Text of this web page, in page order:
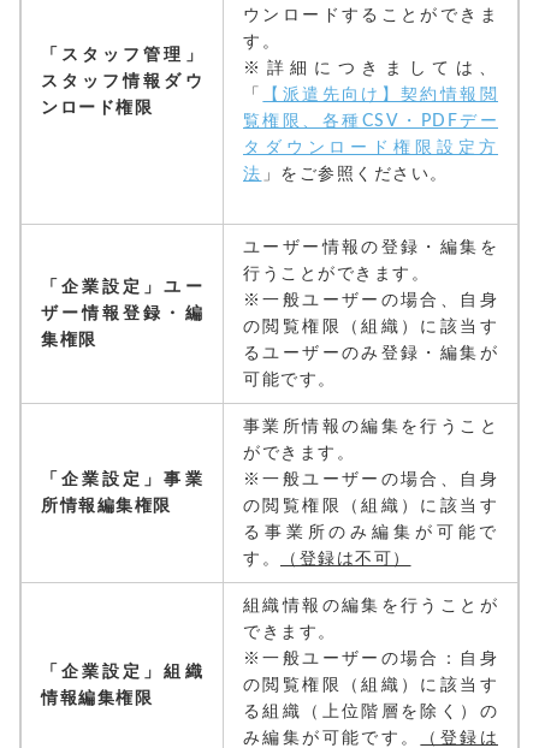
「スタッフ管理」
スタッフ情報ダウ
ンロード権限
ウンロードすることができま
す。
※詳細につきましては、
「
【派遣先向け】契約情報閲
覧権限、各種CSV・PDFデー
タダウンロード権限設定方
法 」をご参照ください。
「企業設定」ユー
ザー情報登録・編
集権限
ユーザー情報の登録・編集を
行うことができます。
※一般ユーザーの場合、自身
の閲覧権限（組織）に該当す
るユーザーのみ登録・編集が
可能です。
「企業設定」事業
所情報編集権限
事業所情報の編集を行うこと
ができます。
※一般ユーザーの場合、自身
の閲覧権限（組織）に該当す
る事業所のみ編集が可能で
す。
（登録は不可）
「企業設定」組織
情報編集権限
組織情報の編集を行うことが
できます。
※一般ユーザーの場合：自身
の閲覧権限（組織）に該当す
る組織（上位階層を除く）の
み編集が可能です。
（登録は